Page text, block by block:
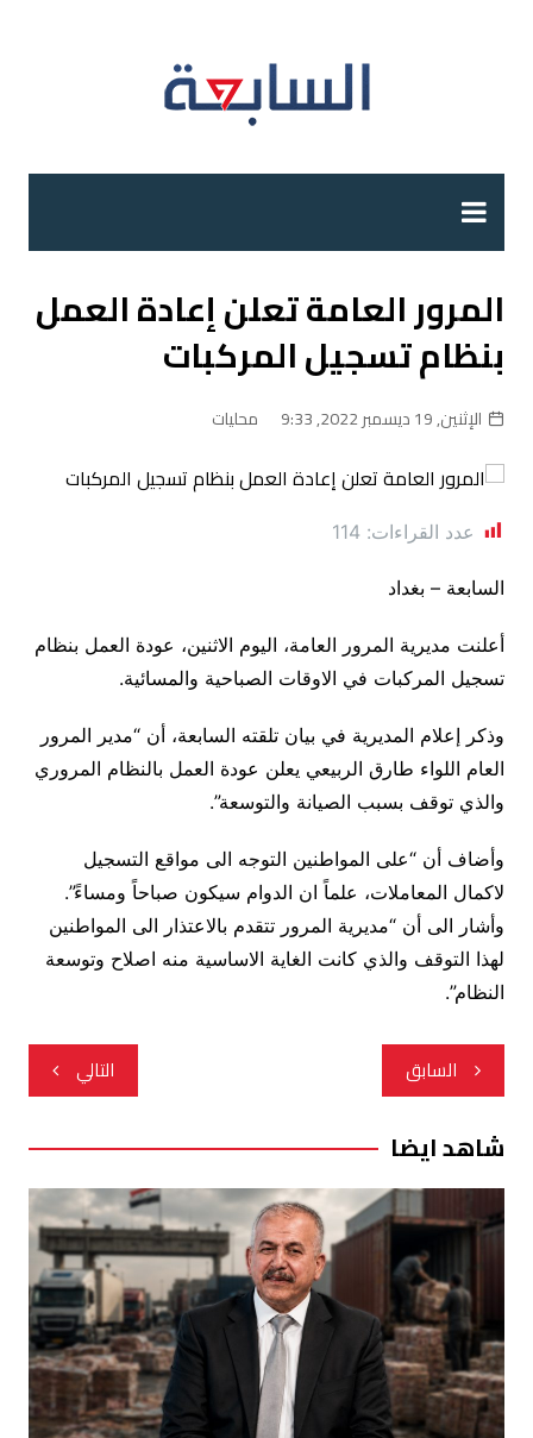
المرور العامة تعلن إعادة العمل
بنظام تسجيل المركبات
الإثنين, 19 ديسمبر 2022, 9:33 محليات
عدد القراءات: 114
السابعة – بغداد
أعلنت مديرية المرور العامة، اليوم الاثنين، عودة العمل بنظام
تسجيل المركبات في الاوقات الصباحية والمسائية.
وذكر إعلام المديرية في بيان تلقته السابعة، أن “مدير المرور
العام اللواء طارق الربيعي يعلن عودة العمل بالنظام المروري
والذي توقف بسبب الصيانة والتوسعة”.
وأضاف أن “على المواطنين التوجه الى مواقع التسجيل
لاكمال المعاملات، علماً ان الدوام سيكون صباحاً ومساءً”.
وأشار الى أن “مديرية المرور تتقدم بالاعتذار الى المواطنين
لهذا التوقف والذي كانت الغاية الاساسية منه اصلاح وتوسعة
النظام”.
تصفّح
المقالات
السابق التالي
شاهد ايضا